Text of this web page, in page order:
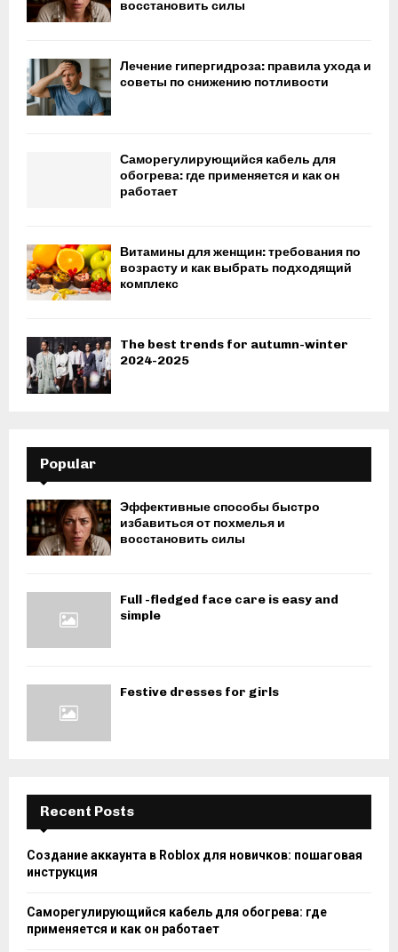
восстановить силы
Лечение гипергидроза: правила ухода и
советы по снижению потливости
Саморегулирующийся кабель для
обогрева: где применяется и как он
работает
Витамины для женщин: требования по
возрасту и как выбрать подходящий
комплекс
The best trends for autumn-winter
2024-2025
Popular
Эффективные способы быстро
избавиться от похмелья и
восстановить силы
Full -fledged face care is easy and
simple
Festive dresses for girls
Recent Posts
Создание аккаунта в Roblox для новичков: пошаговая
инструкция
Саморегулирующийся кабель для обогрева: где
применяется и как он работает